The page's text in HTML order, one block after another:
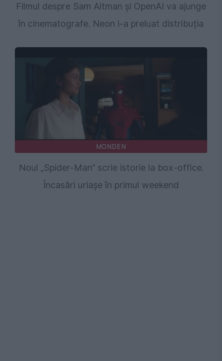
Filmul despre Sam Altman și OpenAI va ajunge
în cinematografe. Neon i-a preluat distribuția
MONDEN
Noul „Spider-Man” scrie istorie la box-office.
Încasări uriașe în primul weekend